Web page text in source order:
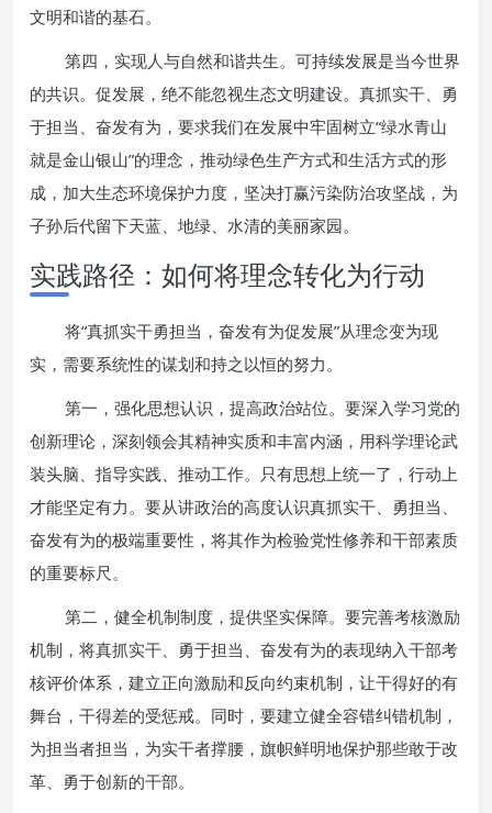
文明和谐的基石。
第四，实现人与自然和谐共生。可持续发展是当今世界
的共识。促发展，绝不能忽视生态文明建设。真抓实干、勇
于担当、奋发有为，要求我们在发展中牢固树立“绿水青山
就是金山银山”的理念，推动绿色生产方式和生活方式的形
成，加大生态环境保护力度，坚决打赢污染防治攻坚战，为
子孙后代留下天蓝、地绿、水清的美丽家园。
实践路径：如何将理念转化为行动
将“真抓实干勇担当，奋发有为促发展”从理念变为现
实，需要系统性的谋划和持之以恒的努力。
第一，强化思想认识，提高政治站位。要深入学习党的
创新理论，深刻领会其精神实质和丰富内涵，用科学理论武
装头脑、指导实践、推动工作。只有思想上统一了，行动上
才能坚定有力。要从讲政治的高度认识真抓实干、勇担当、
奋发有为的极端重要性，将其作为检验党性修养和干部素质
的重要标尺。
第二，健全机制制度，提供坚实保障。要完善考核激励
机制，将真抓实干、勇于担当、奋发有为的表现纳入干部考
核评价体系，建立正向激励和反向约束机制，让干得好的有
舞台，干得差的受惩戒。同时，要建立健全容错纠错机制，
为担当者担当，为实干者撑腰，旗帜鲜明地保护那些敢于改
革、勇于创新的干部。